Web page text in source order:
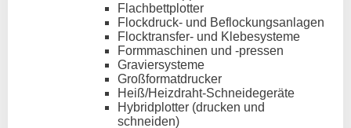
Flachbettplotter
Flockdruck- und Beflockungsanlagen
Flocktransfer- und Klebesysteme
Formmaschinen und -pressen
Graviersysteme
Großformatdrucker
Heiß/Heizdraht-Schneidegeräte
Hybridplotter (drucken und
schneiden)